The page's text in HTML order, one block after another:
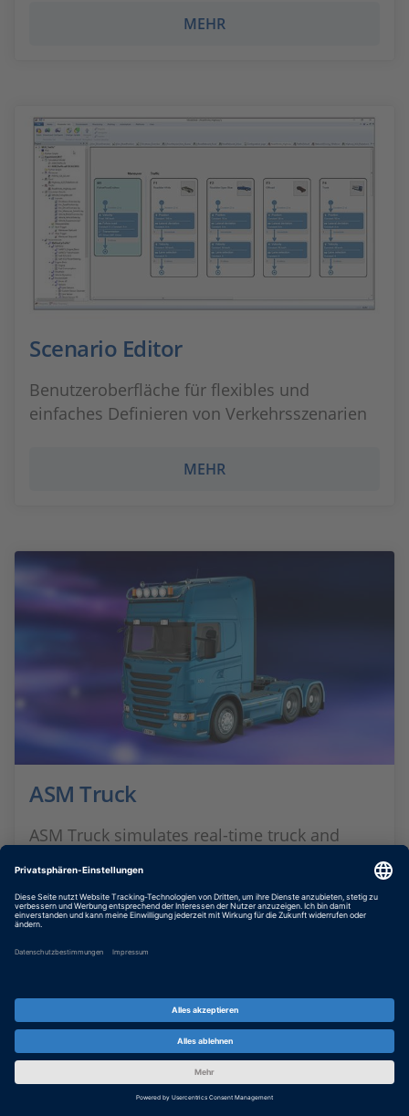
MEHR
Scenario Editor
Benutzeroberfläche für flexibles und
einfaches Definieren von Verkehrsszenarien
MEHR
ASM Truck
ASM Truck simulates real-time truck and
setups, high DoF models, and easy
customization. Explore advanced vehicle
simulation.